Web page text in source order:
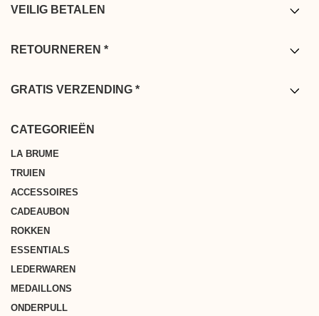
VEILIG BETALEN
RETOURNEREN *
(vasteland), België, Duitsland, Nederland en Luxembourg, zodat wij u
GRATIS VERZENDING *
CATEGORIEËN
LA BRUME
TRUIEN
ACCESSOIRES
CADEAUBON
ROKKEN
ESSENTIALS
LEDERWAREN
MEDAILLONS
ONDERPULL